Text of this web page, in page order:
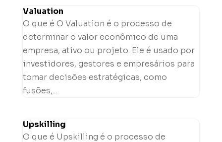
Valuation
O que é O Valuation é o processo de
determinar o valor econômico de uma
empresa, ativo ou projeto. Ele é usado por
investidores, gestores e empresários para
tomar decisões estratégicas, como
fusões,...
Upskilling
O que é Upskilling é o processo de